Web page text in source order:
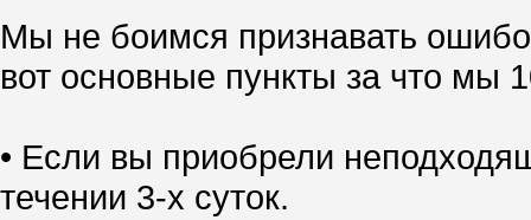
Мы не боимся признавать
вот основные пункты за что мы
• Если вы приобрели
течении 3-х суток.